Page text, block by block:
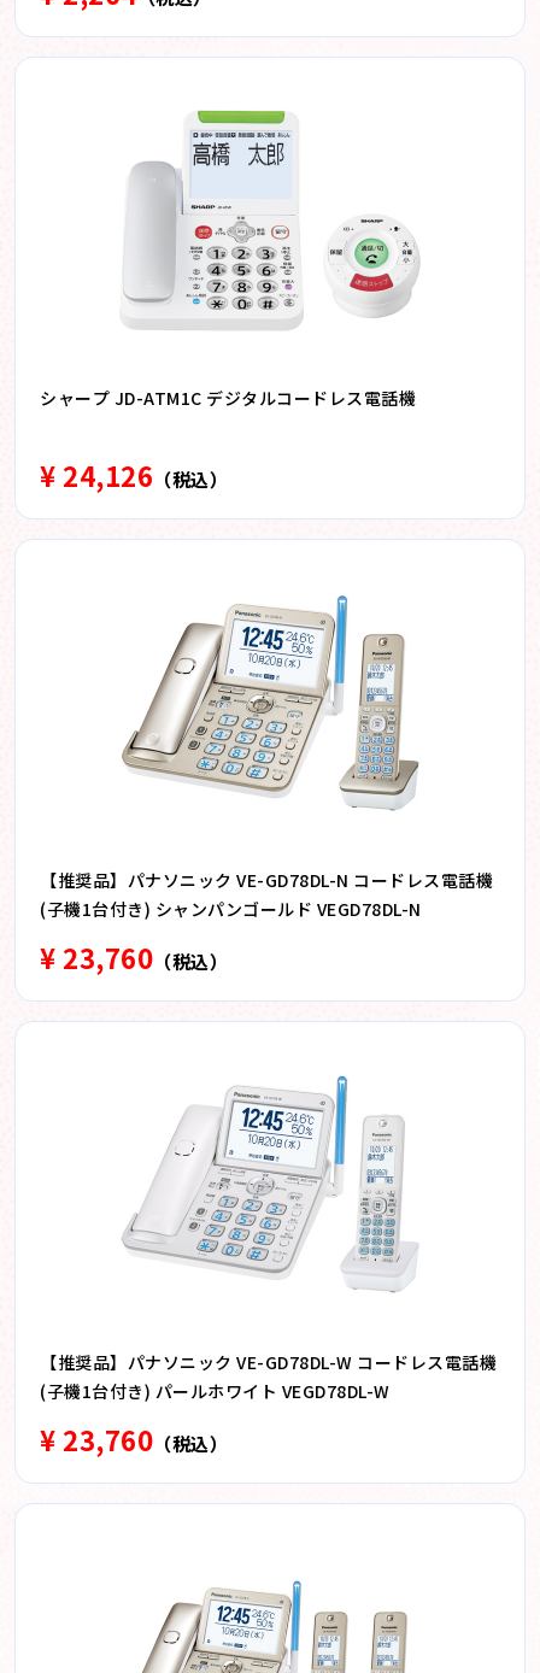
シャープ JD-ATM1C デジタルコードレス電話機
¥ 24,126 （税込）
【推奨品】パナソニック VE-GD78DL-N コードレス電話機
(子機1台付き) シャンパンゴールド VEGD78DL-N
¥ 23,760 （税込）
【推奨品】パナソニック VE-GD78DL-W コードレス電話機
(子機1台付き) パールホワイト VEGD78DL-W
¥ 23,760 （税込）